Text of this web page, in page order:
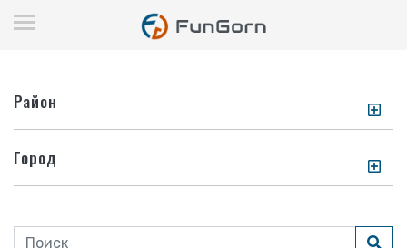
Район
Город